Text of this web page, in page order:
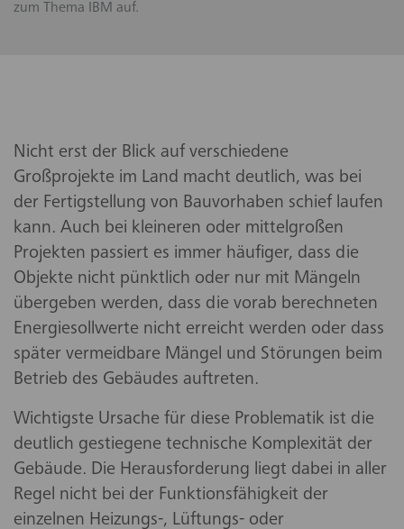
zum Thema IBM auf.
Nicht erst der Blick auf verschiedene
Großprojekte im Land macht deutlich, was bei
der Fertigstellung von Bauvorhaben schief laufen
kann. Auch bei kleineren oder mittelgroßen
Projekten passiert es immer häufiger, dass die
Objekte nicht pünktlich oder nur mit Mängeln
übergeben werden, dass die vorab berechneten
Energiesollwerte nicht erreicht werden oder dass
später vermeidbare Mängel und Störungen beim
Betrieb des Gebäudes auftreten.
Wichtigste Ursache für diese Problematik ist die
deutlich gestiegene technische Komplexität der
Gebäude. Die Herausforderung liegt dabei in aller
Regel nicht bei der Funktionsfähigkeit der
einzelnen Heizungs-, Lüftungs- oder